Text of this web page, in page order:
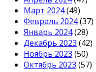
Март 2024(49)
Февраль 2024(37)
Январь 2024(28)
Декабрь 2023 (42)
Ноябрь 2023 (50)
Октябрь 2023 (57)